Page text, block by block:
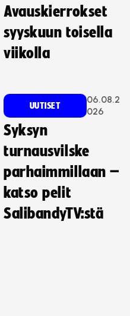
Avauskierrokset
syyskuun toisella
viikolla
UUTISET
06.08.2
026
Syksyn
turnausvilske
parhaimmillaan –
katso pelit
SalibandyTV:stä